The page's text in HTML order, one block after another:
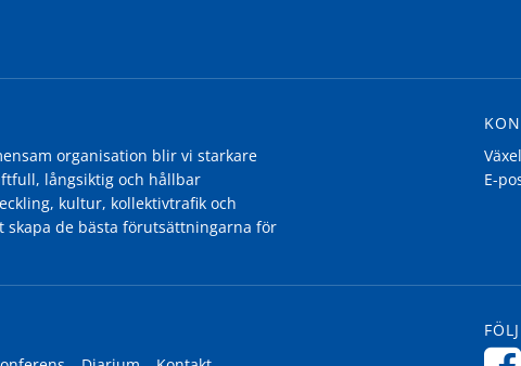
organisation blir vi starkare
långsiktig och hållbar
kultur, kollektivtrafik och
skapa de bästa förutsättningarna för
Växel
E-